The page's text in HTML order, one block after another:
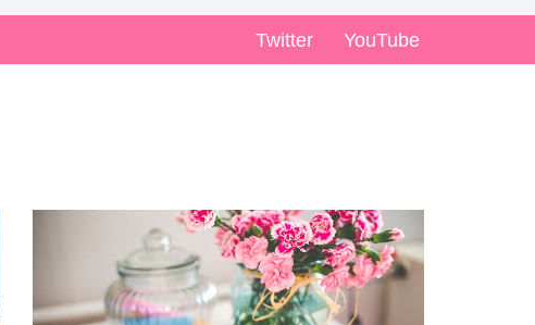
Twitter YouTube